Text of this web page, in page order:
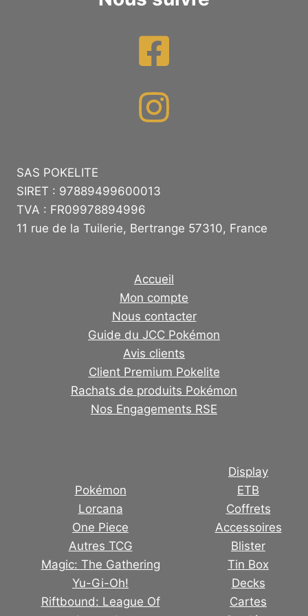
SAS POKELITE
SIRET : 97889499600013
TVA : FR09978894996
11 rue de la Tuilerie, Bertrange 57310, France
Accueil
Mon compte
Nous contacter
Guide du JCC Pokémon
Avis clients
Client Premium Pokelite
Rachats de produits Pokémon
Nos Engagements RSE
Pokémon
Lorcana
One Piece
Autres TCG
Magic: The Gathering
Yu-Gi-Oh!
Riftbound: League Of
Display
ETB
Coffrets
Accessoires
Blister
Tin Box
Decks
Cartes